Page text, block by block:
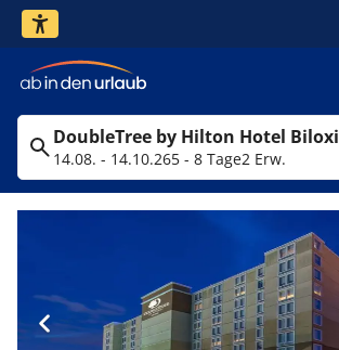
DoubleTree by Hilton Hotel Biloxi
14.08. - 14.10.265 - 8 Tage2 Erw.